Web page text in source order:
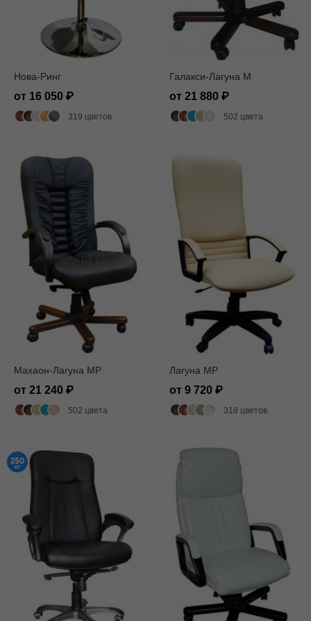
Нова-Ринг
от 16 050
319 цветов
Галакси-Лагуна M
от 21 880
502 цвета
Махаон-Лагуна MP
от 21 240
502 цвета
Лагуна MP
от 9 720
318 цветов